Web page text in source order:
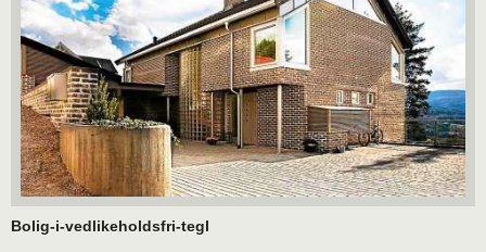
Bolig-i-vedlikeholdsfri-tegl